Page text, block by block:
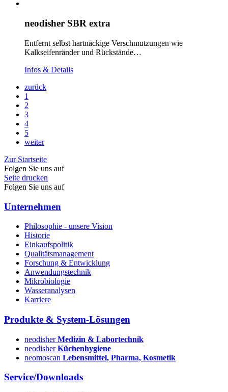
neodisher SBR extra
Entfernt selbst hartnäckige Verschmutzungen wie
Kalkseifenränder und Rückstände…
Infos & Details
zurück
1
2
3
4
5
weiter
Zur Startseite
Folgen Sie uns auf
Seite drucken
Folgen Sie uns auf
Unternehmen
Philosophie - unsere Vision
Historie
Einkaufspolitik
Qualitätsmanagement
Forschung & Entwicklung
Anwendungstechnik
Mikrobiologie
Wasseranalysen
Karriere
Produkte & System-Lösungen
neodisherMedizin & Labortechnik
neodisherKüchenhygiene
neomoscan Lebensmittel, Pharma, Kosmetik
Service/Downloads